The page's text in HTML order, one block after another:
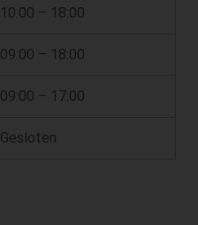
10:00 – 18:00
09:00 – 18:00
09:00 – 17:00
Gesloten